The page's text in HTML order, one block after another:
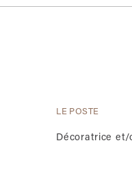
LE POSTE
Décoratrice